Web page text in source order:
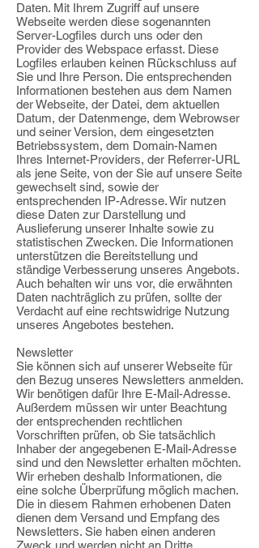
Daten. Mit Ihrem Zugriff auf unsere
Webseite werden diese sogenannten
Server-Logfiles durch uns oder den
Provider des Webspace erfasst. Diese
Logfiles erlauben keinen Rückschluss auf
Sie und Ihre Person. Die entsprechenden
Informationen bestehen aus dem Namen
der Webseite, der Datei, dem aktuellen
Datum, der Datenmenge, dem Webrowser
und seiner Version, dem eingesetzten
Betriebssystem, dem Domain-Namen
Ihres Internet-Providers, der Referrer-URL
als jene Seite, von der Sie auf unsere Seite
gewechselt sind, sowie der
entsprechenden IP-Adresse. Wir nutzen
diese Daten zur Darstellung und
Auslieferung unserer Inhalte sowie zu
statistischen Zwecken. Die Informationen
unterstützen die Bereitstellung und
ständige Verbesserung unseres Angebots.
Auch behalten wir uns vor, die erwähnten
Daten nachträglich zu prüfen, sollte der
Verdacht auf eine rechtswidrige Nutzung
unseres Angebotes bestehen.
Newsletter
Sie können sich auf unserer Webseite für
den Bezug unseres Newsletters anmelden.
Wir benötigen dafür Ihre E-Mail-Adresse.
Außerdem müssen wir unter Beachtung
der entsprechenden rechtlichen
Vorschriften prüfen, ob Sie tatsächlich
Inhaber der angegebenen E-Mail-Adresse
sind und den Newsletter erhalten möchten.
Wir erheben deshalb Informationen, die
eine solche Überprüfung möglich machen.
Die in diesem Rahmen erhobenen Daten
dienen dem Versand und Empfang des
Newsletters. Sie haben einen anderen
Zweck und werden nicht an Dritte